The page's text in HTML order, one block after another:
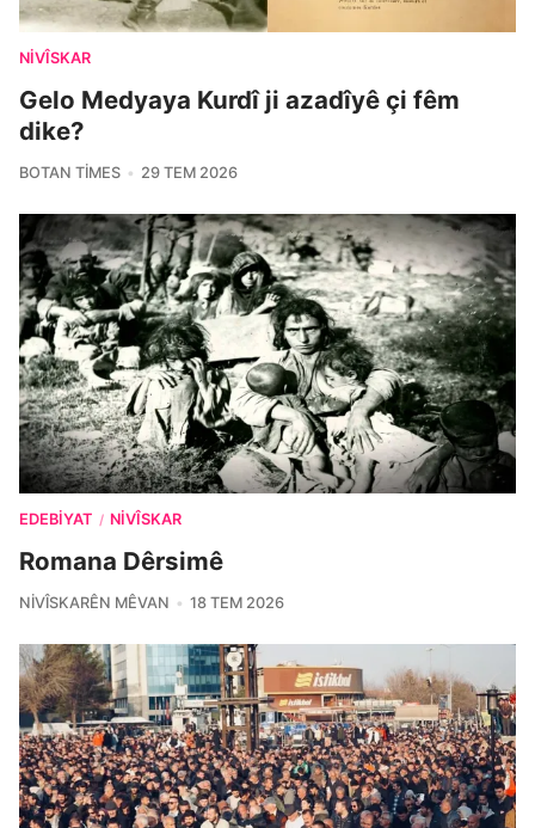
NIVÎSKAR
Gelo Medyaya Kurdî ji azadîyê çi fêm
dike?
BOTAN TIMES 29 TEM 2026
EDEBIYAT / NIVÎSKAR
Romana Dêrsimê
NIVÎSKARÊN MÊVAN 18 TEM 2026